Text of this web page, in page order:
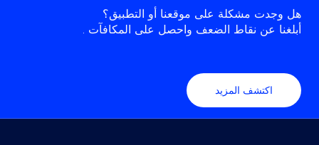
هل وجدت مشكلة على موقعنا أو التطبيق؟
أبلغنا عن نقاط الضعف واحصل على المكافآت .
اكتشف المزيد